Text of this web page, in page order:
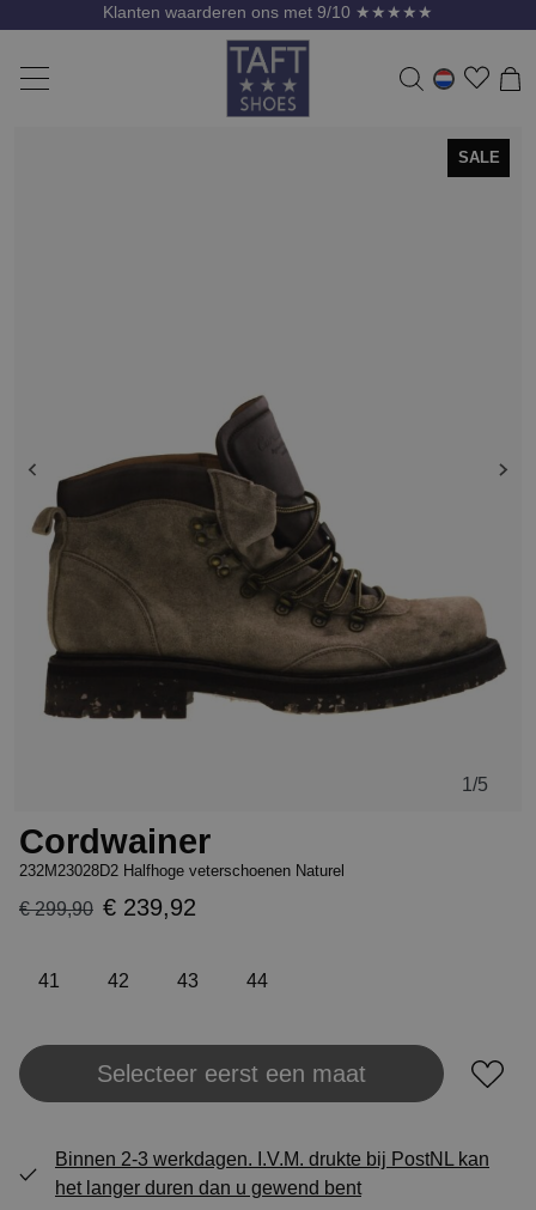
Klanten waarderen ons met 9/10 ★★★★★
1 /5
SALE
Cordwainer
232M23028D2 Halfhoge veterschoenen Naturel
€ 299,90 € 239,92
41 42 43 44
Plaats in winkeltas
Selecteer eerst een maat
Binnen 2-3 werkdagen. I.V.M. drukte bij PostNL kan
het langer duren dan u gewend bent